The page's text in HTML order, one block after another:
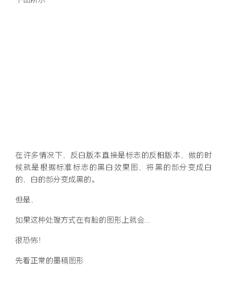
在许多情况下，反白版本直接是标志的反相版本，做的时
候就是根据标准标志的黑白效果图，将黑的部分变成白
的，白的部分变成黑的。
但是，
如果这种处理方式在有脸的图形上就会…
很恐怖！
先看正常的墨稿图形